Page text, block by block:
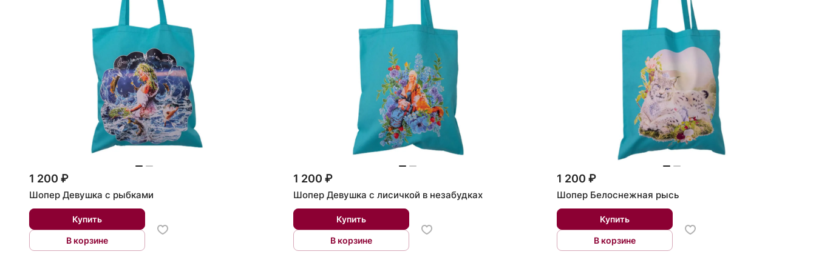
1 200 ₽
Шопер Девушка с рыбками
Купить
В корзине
1 200 ₽
Шопер Девушка с лисичкой в незабудках
Купить
В корзине
1 200 ₽
Шопер Белоснежная рысь
Купить
В корзине